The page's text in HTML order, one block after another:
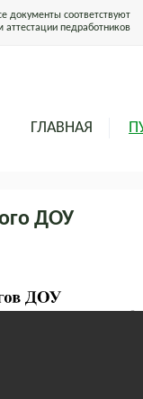
документы соответствуют
аттестации педработников
ГЛАВНАЯ
ДОУ